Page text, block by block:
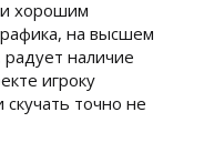
и хорошим
на высшем
наличие
игроку
точно не